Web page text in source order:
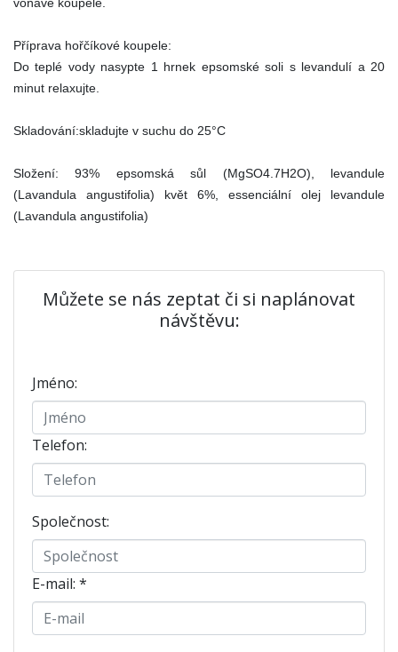
Příprava hořčíkové koupele:
Do teplé vody nasypte 1 hrnek epsomské soli s levandulí a 20
minut relaxujte.
Skladování:skladujte v suchu do 25°C
Složení: 93% epsomská sůl (MgSO4.7H2O), levandule
(Lavandula angustifolia) květ 6%, essenciální olej levandule
(Lavandula angustifolia)
Můžete se nás zeptat či si naplánovat
návštěvu:
Jméno:
Telefon:
Společnost:
E-mail: *